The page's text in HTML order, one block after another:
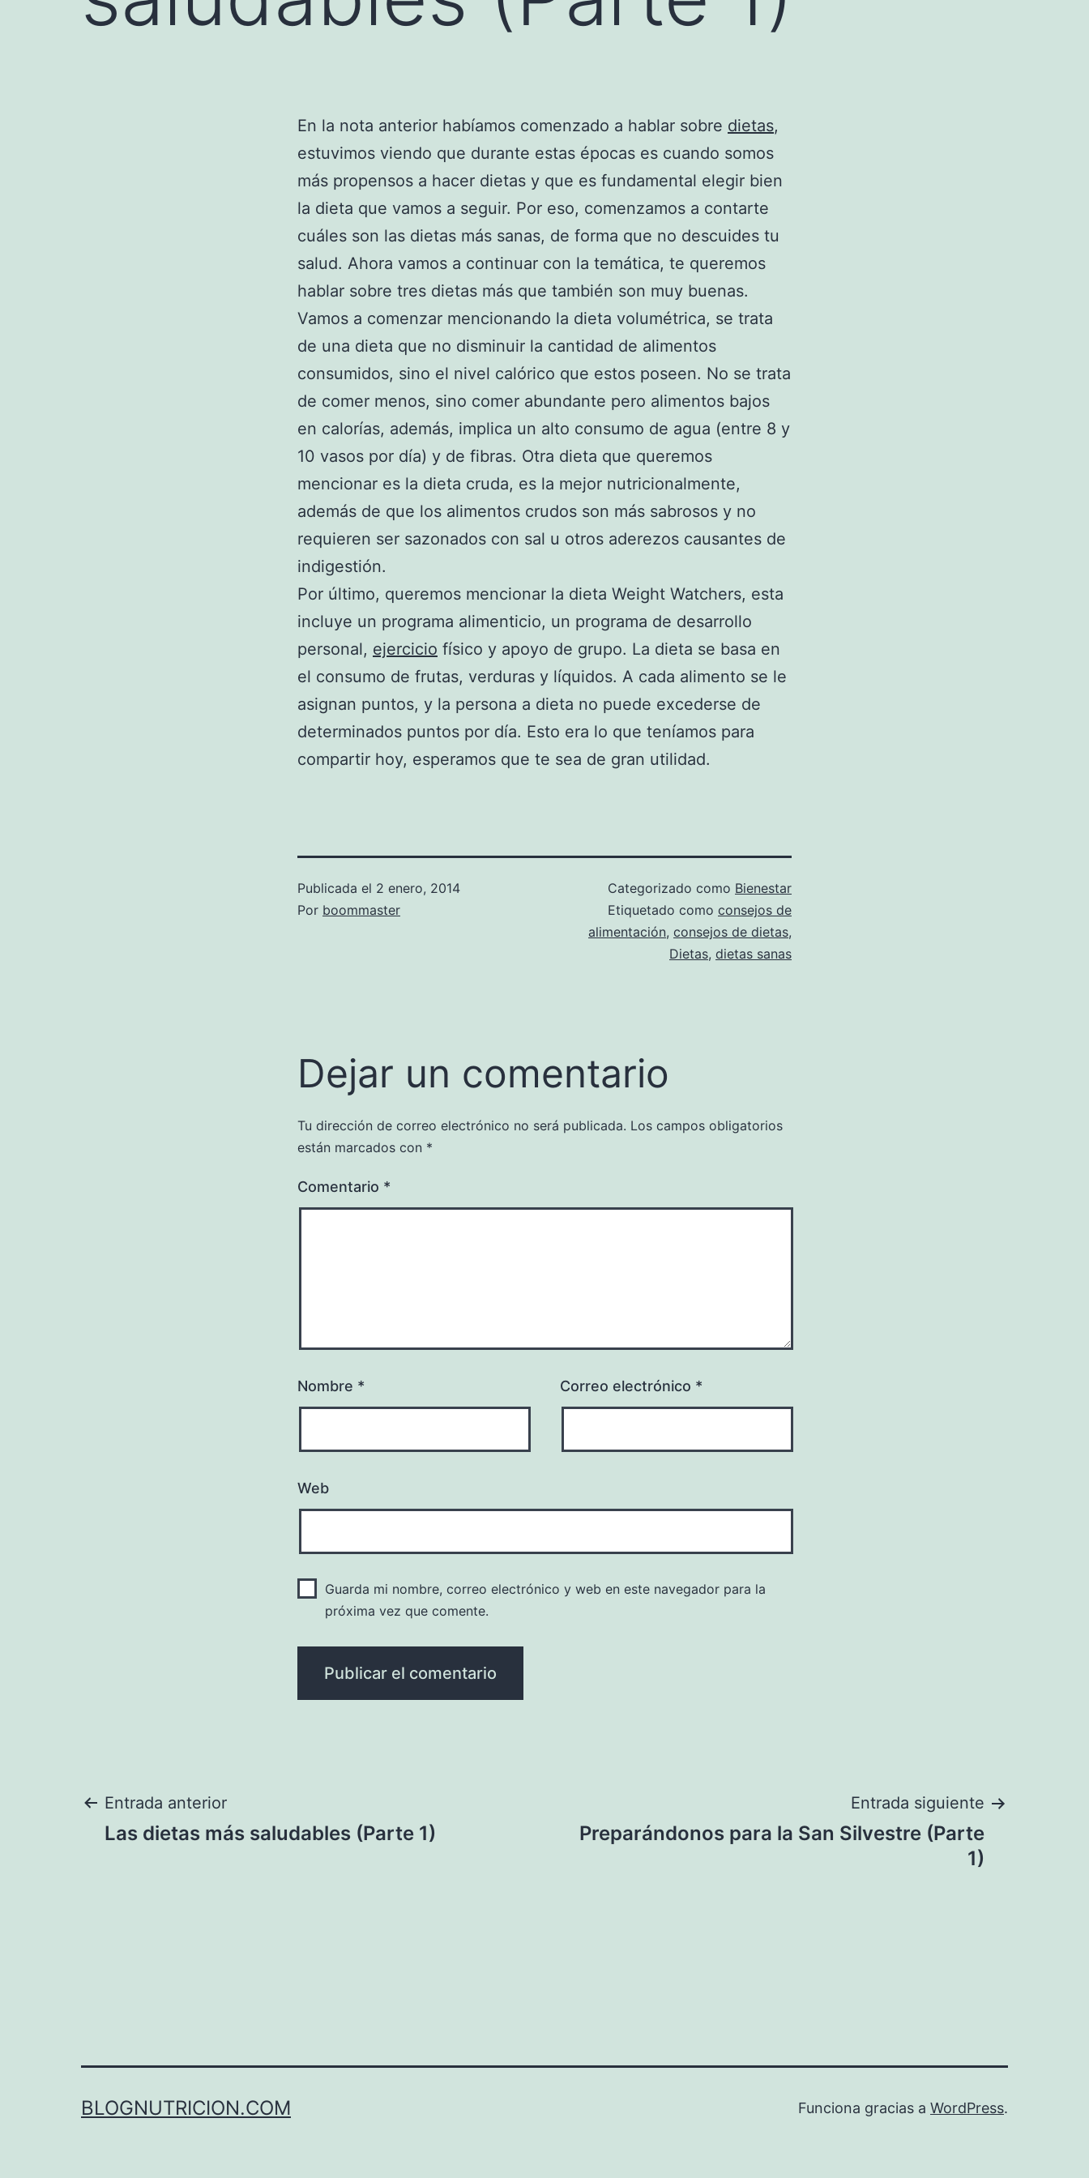
En la nota anterior habíamos comenzado a hablar sobre dietas,
estuvimos viendo que durante estas épocas es cuando somos
más propensos a hacer dietas y que es fundamental elegir bien
la dieta que vamos a seguir. Por eso, comenzamos a contarte
cuáles son las dietas más sanas, de forma que no descuides tu
salud. Ahora vamos a continuar con la temática, te queremos
hablar sobre tres dietas más que también son muy buenas.
Vamos a comenzar mencionando la dieta volumétrica, se trata
de una dieta que no disminuir la cantidad de alimentos
consumidos, sino el nivel calórico que estos poseen. No se trata
de comer menos, sino comer abundante pero alimentos bajos
en calorías, además, implica un alto consumo de agua (entre 8 y
10 vasos por día) y de fibras. Otra dieta que queremos
mencionar es la dieta cruda, es la mejor nutricionalmente,
además de que los alimentos crudos son más sabrosos y no
requieren ser sazonados con sal u otros aderezos causantes de
indigestión.
Por último, queremos mencionar la dieta Weight Watchers, esta
incluye un programa alimenticio, un programa de desarrollo
personal, ejercicio físico y apoyo de grupo. La dieta se basa en
el consumo de frutas, verduras y líquidos. A cada alimento se le
asignan puntos, y la persona a dieta no puede excederse de
determinados puntos por día. Esto era lo que teníamos para
compartir hoy, esperamos que te sea de gran utilidad.
Publicada el 2 enero, 2014
Por boommaster
Categorizado como Bienestar
Etiquetado como consejos de
alimentación, consejos de dietas,
Dietas, dietas sanas
Dejar un comentario
Tu dirección de correo electrónico no será publicada. Los campos obligatorios
están marcados con *
Comentario *
Nombre * Correo electrónico *
Web
Guarda mi nombre, correo electrónico y web en este navegador para la
próxima vez que comente.
Navegación
Entrada anterior
Las dietas más saludables (Parte 1)
Entrada siguiente
Preparándonos para la San Silvestre (Parte
1)
BLOGNUTRICION.COM Funciona gracias a WordPress.